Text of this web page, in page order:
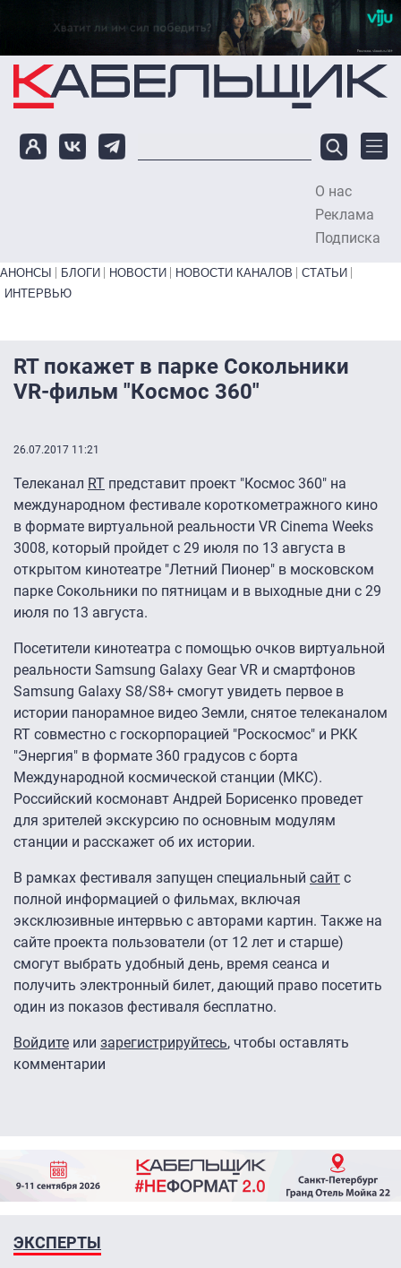
Перейти к основному содержанию
О нас
Реклама
Подписка
Primary links bottom
АНОНСЫ БЛОГИ НОВОСТИ НОВОСТИ КАНАЛОВ
СТАТЬИ
ИНТЕРВЬЮ
RT покажет в парке Сокольники
VR-фильм "Космос 360"
26.07.2017 11:21
Телеканал RT представит проект "Космос 360" на
международном фестивале короткометражного кино
в формате виртуальной реальности VR Cinema Weeks
3008, который пройдет с 29 июля по 13 августа в
открытом кинотеатре "Летний Пионер" в московском
парке Сокольники по пятницам и в выходные дни с 29
июля по 13 августа.
Посетители кинотеатра с помощью очков виртуальной
реальности Samsung Galaxy Gear VR и смартфонов
Samsung Galaxy S8/S8+ смогут увидеть первое в
истории панорамное видео Земли, снятое телеканалом
RT совместно с госкорпорацией "Роскосмос" и РКК
"Энергия" в формате 360 градусов с борта
Международной космической станции (МКС).
Российский космонавт Андрей Борисенко проведет
для зрителей экскурсию по основным модулям
станции и расскажет об их истории.
В рамках фестиваля запущен специальный сайт с
полной информацией о фильмах, включая
эксклюзивные интервью с авторами картин. Также на
сайте проекта пользователи (от 12 лет и старше)
смогут выбрать удобный день, время сеанса и
получить электронный билет, дающий право посетить
один из показов фестиваля бесплатно.
Войдите или зарегистрируйтесь, чтобы оставлять
комментарии
ЭКСПЕРТЫ